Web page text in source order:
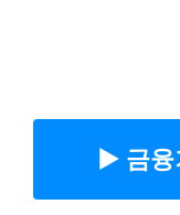
▶︎ 금융